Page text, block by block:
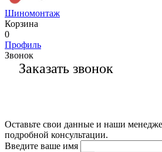
Шиномонтаж
Корзина
0
Профиль
Звонок
Заказать звонок
Оставьте свои данные и наши
подробной консультации.
Введите ваше имя